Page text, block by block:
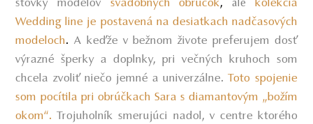
stovky modelov svadobných obrúčok, ale kolekcia
Wedding line je postavená na desiatkach nadčasových
modeloch. A keďže v bežnom živote preferujem dosť
výrazné šperky a doplnky, pri večných kruhoch som
chcela zvoliť niečo jemné a univerzálne. Toto spojenie
som pocítila pri obrúčkach Sara s diamantovým „božím
okom“. Trojuholník smerujúci nadol, v centre ktorého